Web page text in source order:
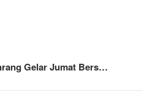
Gelar Jumat Bers…